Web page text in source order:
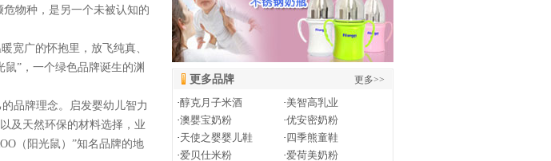
物种，是另一个未被认知的
宽广的怀抱里，放飞纯真、
”，一个绿色品牌诞生的渊
品牌理念。启发婴幼儿智力
及天然环保的材料选择，业
（阳光鼠）”知名品牌的地
更多品牌 更多>>
·醇克月子米酒 ·美智高乳业
·澳婴宝奶粉 ·优安密奶粉
·天使之婴婴儿鞋 · 四季熊童鞋
·爱贝仕米粉 ·爱荷美奶粉